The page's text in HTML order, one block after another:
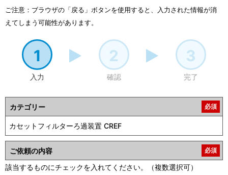
ご注意：ブラウザの「戻る」ボタンを使用すると、入力された情報が消
えてしまう可能性があります。
1
入力
2
確認
3
完了
カテゴリー 必須
ご依頼の内容 必須
該当するものにチェックを入れてください。（複数選択可）